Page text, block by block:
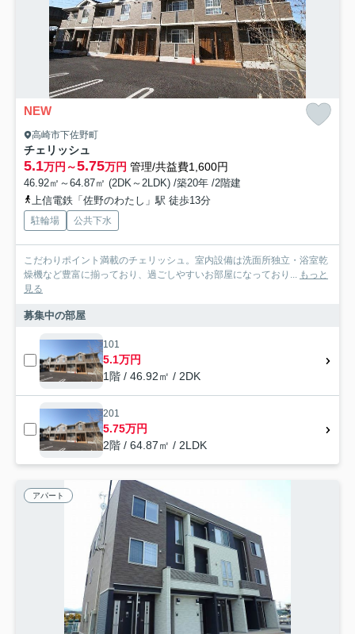
NEW
高崎市下佐野町
チェリッシュ
5.1万円～5.75万円 管理/共益費1,600円
46.92㎡～64.87㎡ (2DK～2LDK) /築20年 /2階建
上信電鉄「佐野のわたし」駅 徒歩13分
駐輪場 公共下水
こだわりポイント満載のチェリッシュ。室内設備は洗面所独立・浴室乾
燥機など豊富に揃っており、過ごしやすいお部屋になっており...
もっと
見る
募集中の部屋
101
5.1万円
1階 / 46.92㎡ / 2DK
201
5.75万円
2階 / 64.87㎡ / 2LDK
アパート